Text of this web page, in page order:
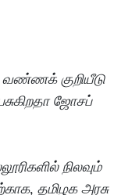
வண்ணக் குறியீடு
ஜோசப்
நிலவும்
தமிழக அரசு